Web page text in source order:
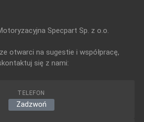
Specpart Sp. z o.o.
otwarci na sugestie i współpracę,
się z nami:
TELEFON
Zadzwoń